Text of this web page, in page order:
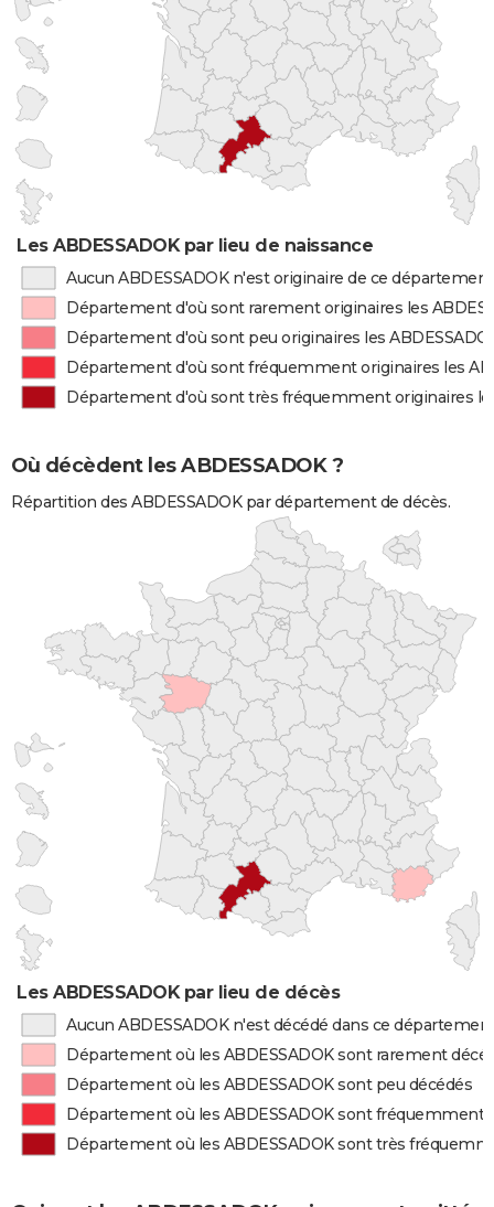
Les ABDESSADOK par lieu de naissance
Aucun ABDESSADOK n'est originaire de ce département
Département d'où sont rarement originaires les
Département d'où sont peu originaires les
Département d'où sont fréquemment originaires les
Département d'où sont très fréquemment originaires
Où décèdent les ABDESSADOK ?
Répartition des ABDESSADOK par département de décès.
Les ABDESSADOK par lieu de décès
Aucun ABDESSADOK n'est décédé dans ce
Département où les ABDESSADOK sont rarement
Département où les ABDESSADOK sont peu décédés
Département où les ABDESSADOK sont fréquemment
Département où les ABDESSADOK sont très